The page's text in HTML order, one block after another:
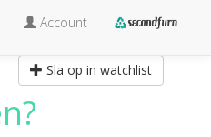
Account
Sla op in watchlist